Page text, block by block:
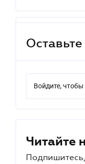
Войдите,
Читайте
Подпишитесь,